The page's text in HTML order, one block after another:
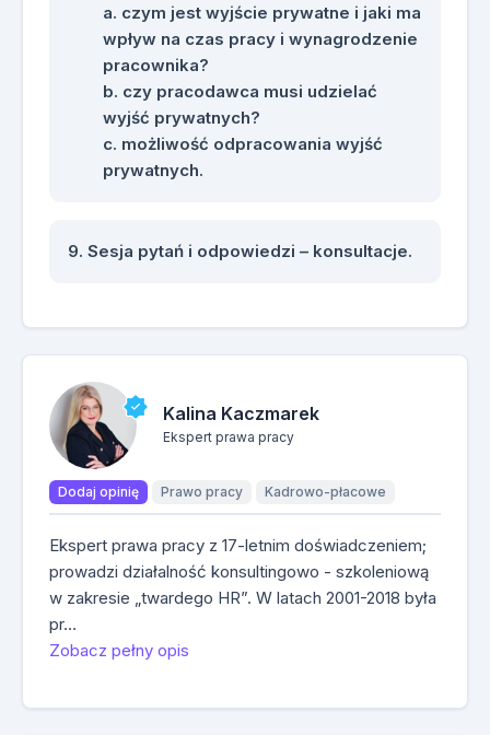
czym jest wyjście prywatne i jaki ma
wpływ na czas pracy i wynagrodzenie
pracownika?
czy pracodawca musi udzielać
wyjść prywatnych?
możliwość odpracowania wyjść
prywatnych.
Sesja pytań i odpowiedzi – konsultacje.
Kalina Kaczmarek
Ekspert prawa pracy
Dodaj opinię Prawo pracy Kadrowo-płacowe
Ekspert prawa pracy z 17-letnim doświadczeniem;
prowadzi działalność konsultingowo - szkoleniową
w zakresie „twardego HR”. W latach 2001-2018 była
pr…
Zobacz pełny opis